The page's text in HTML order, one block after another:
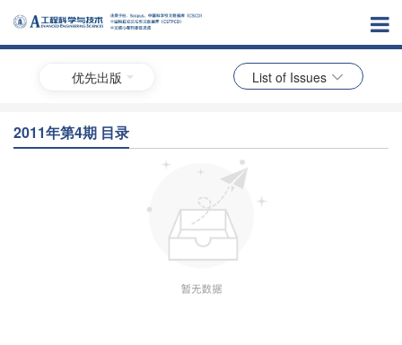
优先出版 List of Issues
2011年第4期 目录